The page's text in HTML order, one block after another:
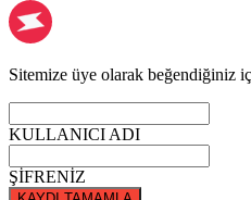
Sitemize üye olarak beğendiğiniz
KULLANICI ADI
ŞİFRENİZ